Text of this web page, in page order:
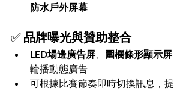
防水戶外屏幕
✅ 品牌曝光與贊助整合
LED場邊廣告屏、 圍欄條形顯示屏
輪播動態廣告
可根據比賽節奏即時切換訊息，提